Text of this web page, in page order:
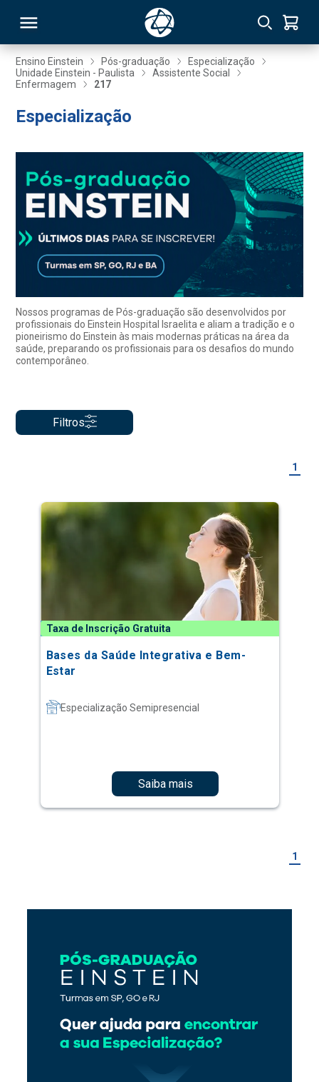
Ensino Einstein Pós-graduação
Especialização
Unidade Einstein - Paulista
Assistente Social
Enfermagem
217
Especialização
Nossos programas de Pós-graduação são desenvolvidos por
profissionais do Einstein Hospital Israelita e aliam a tradição e o
pioneirismo do Einstein às mais modernas práticas na área da
saúde, preparando os profissionais para os desafios do mundo
contemporâneo.
Filtros
1
Taxa de Inscrição Gratuita
Bases da Saúde Integrativa e Bem-
Estar
Especialização Semipresencial
Saiba mais
1